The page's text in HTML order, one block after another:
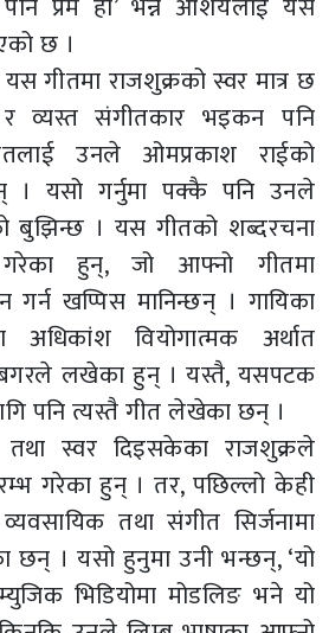
छ ।
गीतमा राजशुक्रको स्वर मात्र छ
व्यस्त संगीतकार भइकन पनि
उनले ओमप्रकाश राईको
। यसो गर्नुमा पक्कै पनि उनले
बुझिन्छ । यस गीतको शब्दरचना
हुन्, जो आफ्नो गीतमा
गर्न खप्पिस मानिन्छन् । गायिका
वियोगात्मक अर्थात
बगरले लखेका हुन् । यस्तै, यसपटक
पनि त्यस्तै गीत लेखेका छन् ।
स्वर दिइसकेका राजशुक्रले
गरेका हुन् । तर, पछिल्लो केही
तथा संगीत सिर्जनामा
छन् । यसो हुनुमा उनी भन्छन्, ‘यो
भिडियोमा मोडलिङ भने यो